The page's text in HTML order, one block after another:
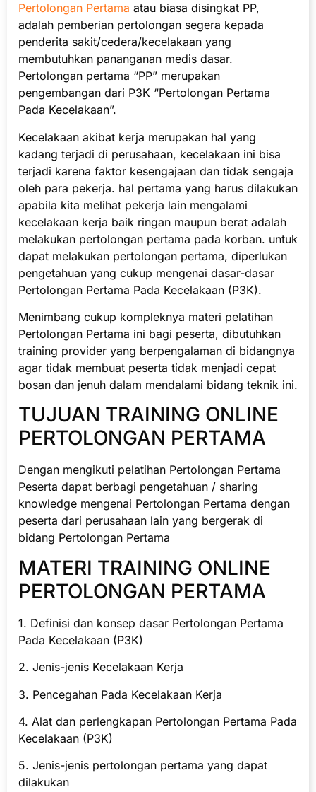
Pertolongan Pertama atau biasa disingkat PP,
adalah pemberian pertolongan segera kepada
penderita sakit/cedera/kecelakaan yang
membutuhkan pananganan medis dasar.
Pertolongan pertama “PP” merupakan
pengembangan dari P3K “Pertolongan Pertama
Pada Kecelakaan”.
Kecelakaan akibat kerja merupakan hal yang
kadang terjadi di perusahaan, kecelakaan ini bisa
terjadi karena faktor kesengajaan dan tidak sengaja
oleh para pekerja. hal pertama yang harus dilakukan
apabila kita melihat pekerja lain mengalami
kecelakaan kerja baik ringan maupun berat adalah
melakukan pertolongan pertama pada korban. untuk
dapat melakukan pertolongan pertama, diperlukan
pengetahuan yang cukup mengenai dasar-dasar
Pertolongan Pertama Pada Kecelakaan (P3K).
Menimbang cukup kompleknya materi pelatihan
Pertolongan Pertama ini bagi peserta, dibutuhkan
training provider yang berpengalaman di bidangnya
agar tidak membuat peserta tidak menjadi cepat
bosan dan jenuh dalam mendalami bidang teknik ini.
TUJUAN TRAINING ONLINE
PERTOLONGAN PERTAMA
Dengan mengikuti pelatihan Pertolongan Pertama
Peserta dapat berbagi pengetahuan / sharing
knowledge mengenai Pertolongan Pertama dengan
peserta dari perusahaan lain yang bergerak di
bidang Pertolongan Pertama
MATERI TRAINING ONLINE
PERTOLONGAN PERTAMA
1. Definisi dan konsep dasar Pertolongan Pertama
Pada Kecelakaan (P3K)
2. Jenis-jenis Kecelakaan Kerja
3. Pencegahan Pada Kecelakaan Kerja
4. Alat dan perlengkapan Pertolongan Pertama Pada
Kecelakaan (P3K)
5. Jenis-jenis pertolongan pertama yang dapat
dilakukan